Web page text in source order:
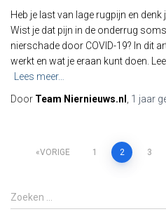
Heb je last van lage rugpijn en
Wist je dat pijn in de onderrug
nierschade door COVID-19? In dit
werkt en wat je eraan kunt doen.
Lees meer…
Door Team Niernieuws.nl 1 jaar
Berichten
paginering
VORIGE 1 2 3
Z
o
Zoeken …